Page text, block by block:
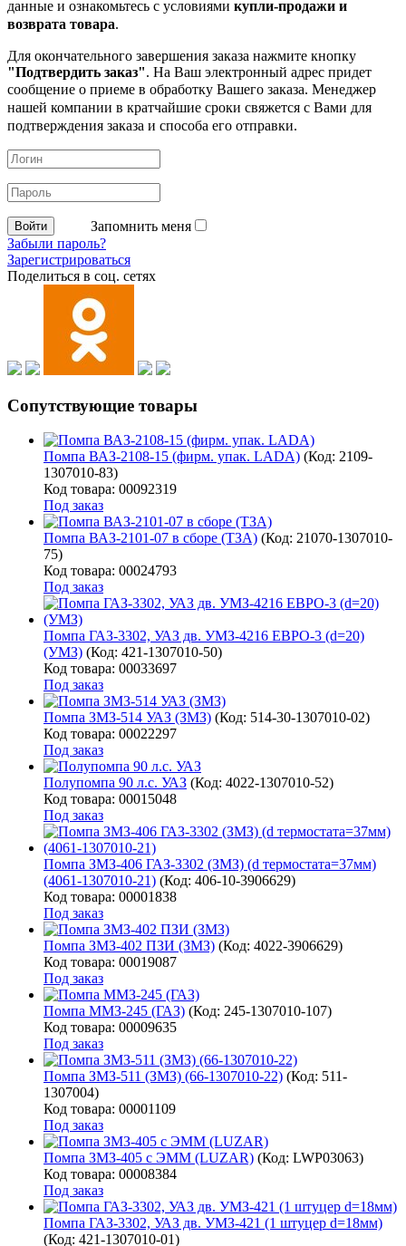
данные и ознакомьтесь с условиями купли-продажи и
возврата товара.
Для окончательного завершения заказа нажмите кнопку
"Подтвердить заказ". На Ваш электронный адрес придет
сообщение о приеме в обработку Вашего заказа. Менеджер
нашей компании в кратчайшие сроки свяжется с Вами для
подтверждения заказа и способа его отправки.
Запомнить меня
Забыли пароль?
Зарегистрироваться
Поделиться в соц. сетях
Сопутствующие товары
Помпа ВАЗ-2108-15 (фирм. упак. LADA) (Код: 2109-
1307010-83)
Код товара: 00092319
Под заказ
Помпа ВАЗ-2101-07 в сборе (ТЗА) (Код: 21070-1307010-
75)
Код товара: 00024793
Под заказ
Помпа ГАЗ-3302, УАЗ дв. УМЗ-4216 ЕВРО-3 (d=20)
(УМЗ) (Код: 421-1307010-50)
Код товара: 00033697
Под заказ
Помпа ЗМЗ-514 УАЗ (ЗМЗ) (Код: 514-30-1307010-02)
Код товара: 00022297
Под заказ
Полупомпа 90 л.с. УАЗ (Код: 4022-1307010-52)
Код товара: 00015048
Под заказ
Помпа ЗМЗ-406 ГАЗ-3302 (ЗМЗ) (d термостата=37мм)
(4061-1307010-21) (Код: 406-10-3906629)
Код товара: 00001838
Под заказ
Помпа ЗМЗ-402 ПЗИ (ЗМЗ) (Код: 4022-3906629)
Код товара: 00019087
Под заказ
Помпа ММЗ-245 (ГАЗ) (Код: 245-1307010-107)
Код товара: 00009635
Под заказ
Помпа ЗМЗ-511 (ЗМЗ) (66-1307010-22) (Код: 511-
1307004)
Код товара: 00001109
Под заказ
Помпа ЗМЗ-405 с ЭММ (LUZAR) (Код: LWP03063)
Код товара: 00008384
Под заказ
Помпа ГАЗ-3302, УАЗ дв. УМЗ-421 (1 штуцер d=18мм)
(Код: 421-1307010-01)